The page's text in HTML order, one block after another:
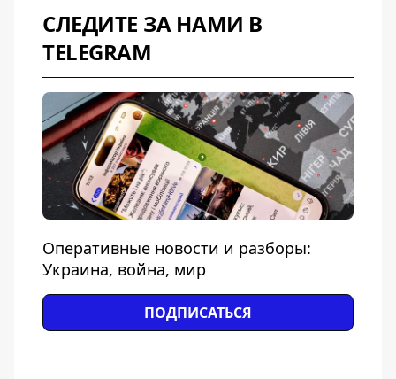
СЛЕДИТЕ ЗА НАМИ В
TELEGRAM
Оперативные новости и разборы:
Украина, война, мир
ПОДПИСАТЬСЯ